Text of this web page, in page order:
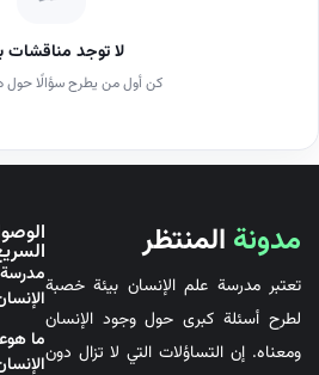
لا توجد مناقشات
كن أول من يطرح سؤالًا حول
مدونة المنتظر
تعتبر مدرسة علم الإنسان بيئة خصبة
لطرح أسئلة كبرى حول وجود الإنسان
ومعناه. إن التساؤلات التي لا تزال دونما